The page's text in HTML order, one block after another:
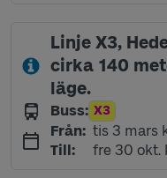
Linje X3,
cirka 140
läge.
Buss: Linje
X3
Från: tisdag 3
tis 3 mars
Till: fredag 30
fre 30 okt.